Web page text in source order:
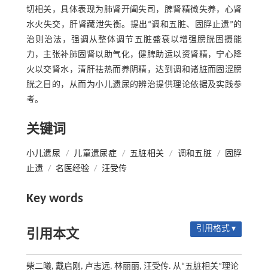
切相关，具体表现为肺肾开阖失司，脾肾精微失养，心肾
水火失交，肝肾藏泄失衡。提出“调和五脏、固脬止遗”的
治则治法，强调从整体调节五脏盛衰以增强膀胱固摄能
力，主张补肺固肾以助气化，健脾助运以资肾精，宁心降
火以交肾水，清肝祛热而养阴精，达到调和诸脏而固涩膀
胱之目的，从而为小儿遗尿的辨治提供理论依据及实践参
考。
关键词
小儿遗尿 / 儿童遗尿症 / 五脏相关 / 调和五脏 /
固脬
止遗 / 名医经验 / 汪受传
Key words
引用本文 引用格式 ▾
柴二曦, 戴启刚, 卢志远, 林丽丽, 汪受传. 从“五脏相关”理论